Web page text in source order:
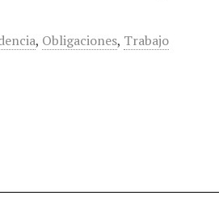
, Obligaciones, Trabajo